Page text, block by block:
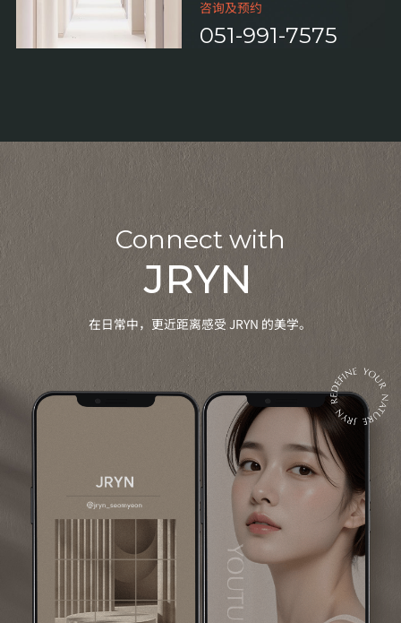
咨询及预约
051-991-7575
Connect with
JRYN
在日常中，更近距离感受 JRYN 的美学。